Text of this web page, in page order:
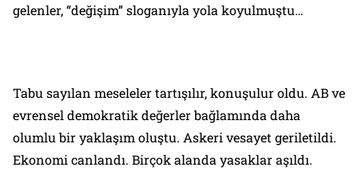
gelenler, “değişim” sloganıyla yola koyulmuştu…
Tabu sayılan meseleler tartışılır, konuşulur oldu. AB ve
evrensel demokratik değerler bağlamında daha
olumlu bir yaklaşım oluştu. Askeri vesayet geriletildi.
Ekonomi canlandı. Birçok alanda yasaklar aşıldı.